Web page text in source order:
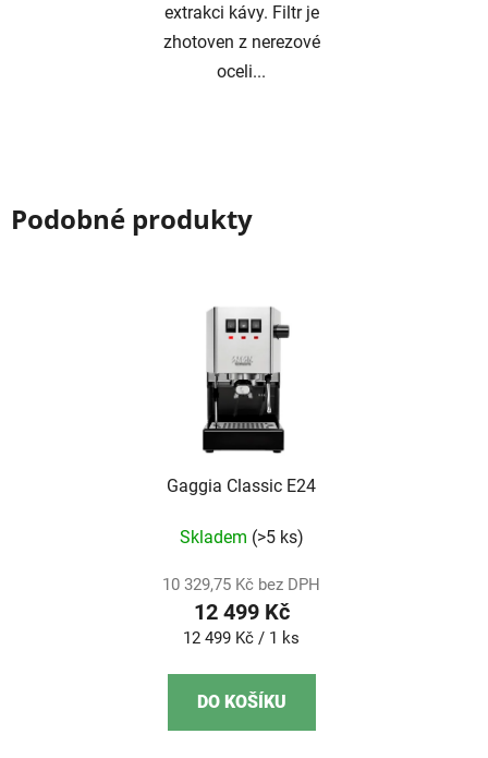
extrakci kávy. Filtr je
zhotoven z nerezové
oceli...
Podobné produkty
Gaggia Classic E24
Skladem (>5 ks)
10 329,75 Kč bez DPH
12 499 Kč
Měrná
12 499 Kč / 1 ks
DO KOŠÍKU